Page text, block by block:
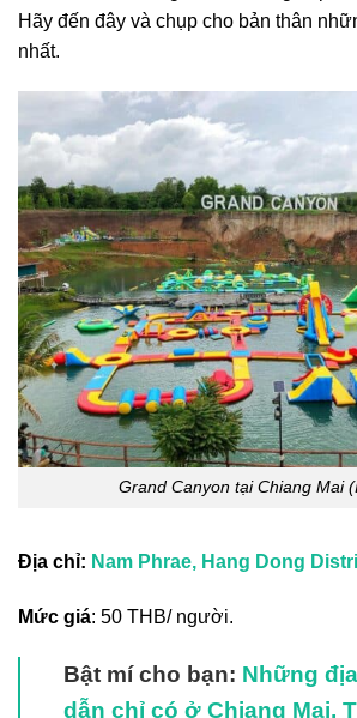
Hãy đến đây và chụp cho bản thân
nhất.
Grand Canyon tại Chiang Mai
Địa chỉ: Nam Phrae, Hang Dong
Mức giá: 50 THB/ người.
Bật mí cho bạn: Những
dẫn chỉ có ở Chiang Mai,